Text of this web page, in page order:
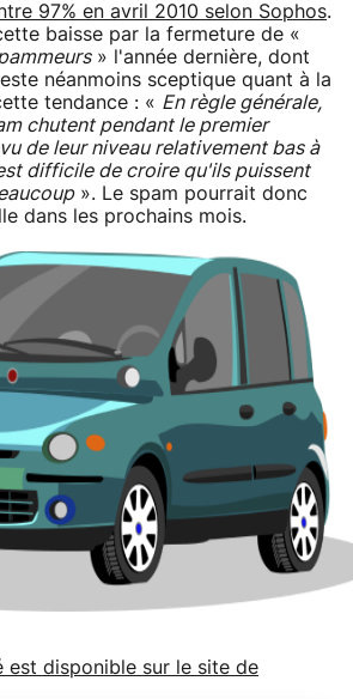
97% en avril 2010 selon Sophos.
baisse par la fermeture de «
» l'année dernière, dont
néanmoins sceptique quant à la
tendance : « En règle générale,
chutent pendant le premier
de leur niveau relativement bas à
difficile de croire qu'ils puissent
». Le spam pourrait donc
dans les prochains mois.
est disponible sur le site de